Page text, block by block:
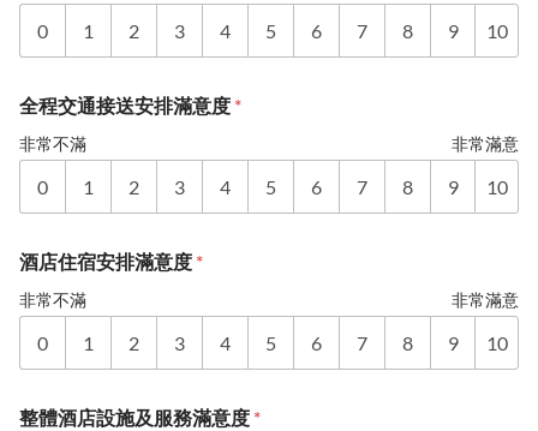
0 1 2 3 4 5 6 7 8 9 10
全程交通接送安排滿意度 *
非常不滿 非常滿意
0 1 2 3 4 5 6 7 8 9 10
酒店住宿安排滿意度 *
非常不滿 非常滿意
0 1 2 3 4 5 6 7 8 9 10
整體酒店設施及服務滿意度 *